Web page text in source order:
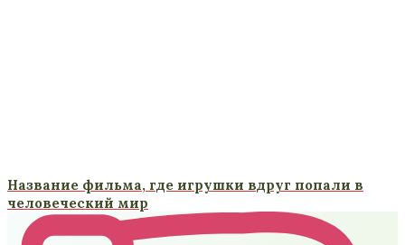
Название фильма, где игрушки вдруг попали в
человеческий мир